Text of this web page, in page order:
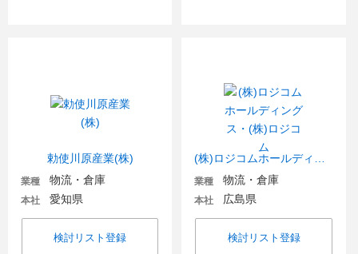
勅使川原産業(株)
業種 物流・倉庫
本社 愛知県
検討リスト登録
業種 物流・倉庫
本社 広島県
検討リスト登録